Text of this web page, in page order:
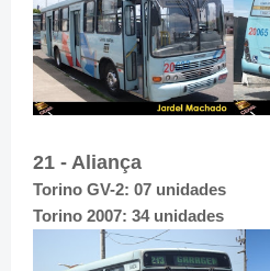
21 - Aliança
Torino GV-2: 07 unidades
Torino 2007: 34 unidades